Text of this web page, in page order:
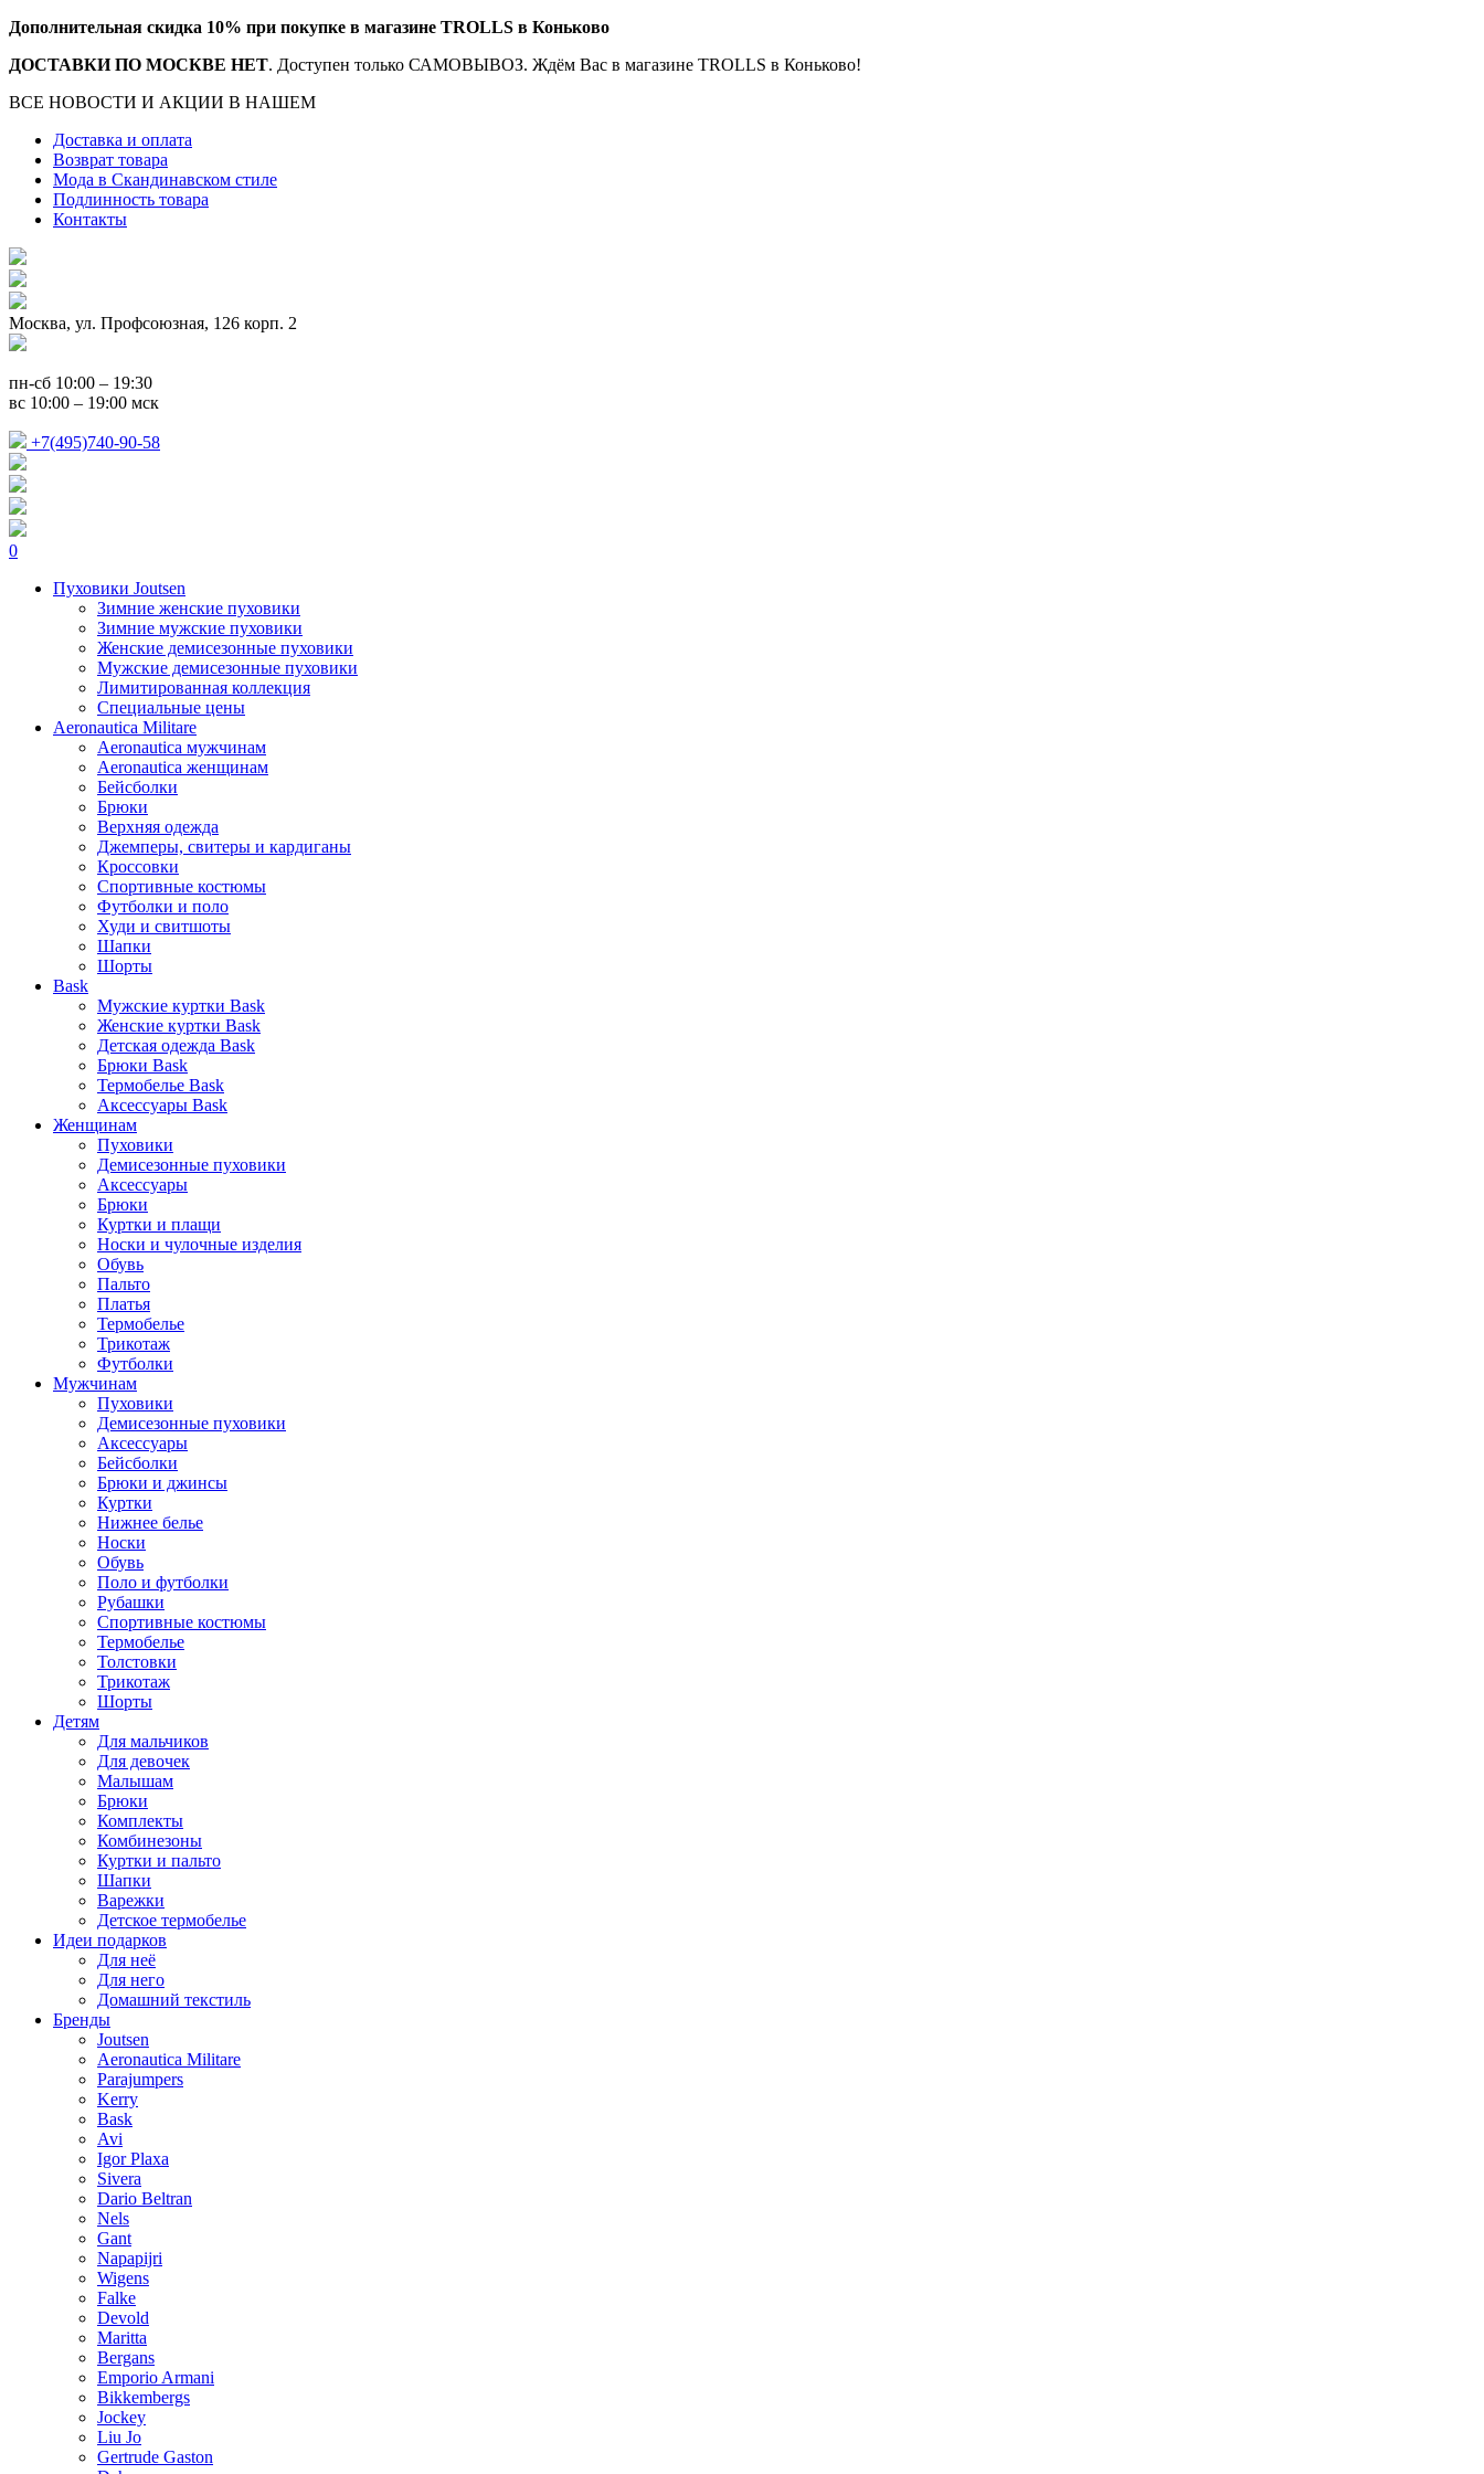
Дополнительная скидка 10% при покупке в магазине TROLLS в Коньково
ДОСТАВКИ ПО МОСКВЕ НЕТ. Доступен только САМОВЫВОЗ. Ждём Вас в магазине TROLLS в Коньково!
ВСЕ НОВОСТИ И АКЦИИ В НАШЕМ
Доставка и оплата
Возврат товара
Мода в Скандинавском стиле
Подлинность товара
Контакты
Москва, ул. Профсоюзная, 126 корп. 2
пн-сб 10:00 – 19:30
вс 10:00 – 19:00 мск
+7(495)740-90-58
0
Пуховики Joutsen
Зимние женские пуховики
Зимние мужские пуховики
Женские демисезонные пуховики
Мужские демисезонные пуховики
Лимитированная коллекция
Специальные цены
Aeronautica Militare
Aeronautica мужчинам
Aeronautica женщинам
Бейсболки
Брюки
Верхняя одежда
Джемперы, свитеры и кардиганы
Кроссовки
Спортивные костюмы
Футболки и поло
Худи и свитшоты
Шапки
Шорты
Bask
Мужские куртки Bask
Женские куртки Bask
Детская одежда Bask
Брюки Bask
Термобелье Bask
Аксессуары Bask
Женщинам
Пуховики
Демисезонные пуховики
Аксессуары
Брюки
Куртки и плащи
Носки и чулочные изделия
Обувь
Пальто
Платья
Термобелье
Трикотаж
Футболки
Мужчинам
Пуховики
Демисезонные пуховики
Аксессуары
Бейсболки
Брюки и джинсы
Куртки
Нижнее белье
Носки
Обувь
Поло и футболки
Рубашки
Спортивные костюмы
Термобелье
Толстовки
Трикотаж
Шорты
Детям
Для мальчиков
Для девочек
Малышам
Брюки
Комплекты
Комбинезоны
Куртки и пальто
Шапки
Варежки
Детское термобелье
Идеи подарков
Для неё
Для него
Домашний текстиль
Бренды
Joutsen
Aeronautica Militare
Parajumpers
Kerry
Bask
Avi
Igor Plaxa
Sivera
Dario Beltran
Nels
Gant
Napapijri
Wigens
Falke
Devold
Maritta
Bergans
Emporio Armani
Bikkembergs
Jockey
Liu Jo
Gertrude Gaston